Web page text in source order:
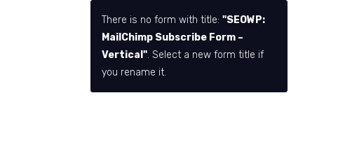
There is no form with title:"SEOWP:
MailChimp Subscribe Form –
Vertical". Select a new form title if
you rename it.